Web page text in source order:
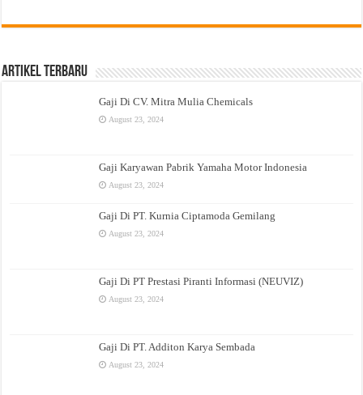
Artikel Terbaru
Gaji Di CV. Mitra Mulia Chemicals
August 23, 2024
Gaji Karyawan Pabrik Yamaha Motor Indonesia
August 23, 2024
Gaji Di PT. Kurnia Ciptamoda Gemilang
August 23, 2024
Gaji Di PT Prestasi Piranti Informasi (NEUVIZ)
August 23, 2024
Gaji Di PT. Additon Karya Sembada
August 23, 2024